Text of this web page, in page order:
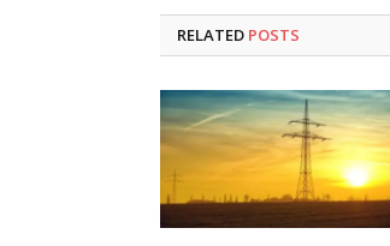
RELATED POSTS